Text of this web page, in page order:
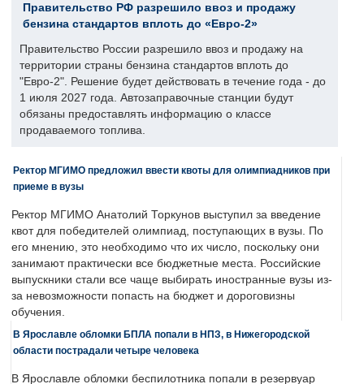
Правительство РФ разрешило ввоз и продажу
бензина стандартов вплоть до «Евро-2»
Правительство России разрешило ввоз и продажу на
территории страны бензина стандартов вплоть до
"Евро-2". Решение будет действовать в течение года - до
1 июля 2027 года. Автозаправочные станции будут
обязаны предоставлять информацию о классе
продаваемого топлива.
Ректор МГИМО предложил ввести квоты для олимпиадников при
приеме в вузы
Ректор МГИМО Анатолий Торкунов выступил за введение
квот для победителей олимпиад, поступающих в вузы. По
его мнению, это необходимо что их число, поскольку они
занимают практически все бюджетные места. Российские
выпускники стали все чаще выбирать иностранные вузы из-
за невозможности попасть на бюджет и дороговизны
обучения.
В Ярославле обломки БПЛА попали в НПЗ, в Нижегородской
области пострадали четыре человека
В Ярославле обломки беспилотника попали в резервуар